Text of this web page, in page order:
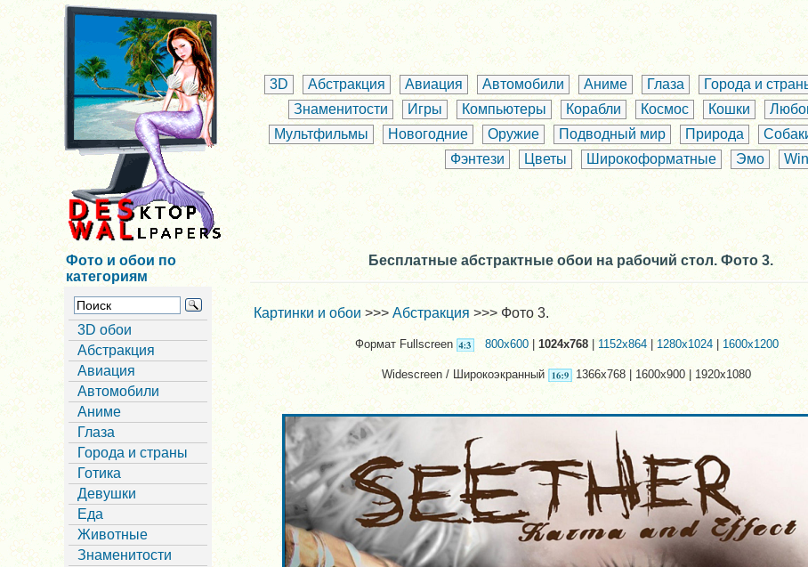
3D Абстракция Авиация Автомобили Аниме Глаза Города и
Знаменитости
Игры Компьютеры Корабли Космос Кошки
Мультфильмы
Новогодние Оружие Подводный мир Природа
Фэнтези
Цветы Широкоформатные Эмо
Фото и обои по
категориям
3D обои
Абстракция
Авиация
Автомобили
Аниме
Глаза
Города и страны
Готика
Девушки
Еда
Животные
Знаменитости
Бесплатные абстрактные обои на рабочий стол. Фото 3.
Картинки и обои>>>Абстракция>>> Фото 3.
Формат Fullscreen 800x600|1024x768| 1152x864|1280x1024| 1600x1200
Widescreen / Широкоэкранный 1366x768 | 1600x900 | 1920x1080